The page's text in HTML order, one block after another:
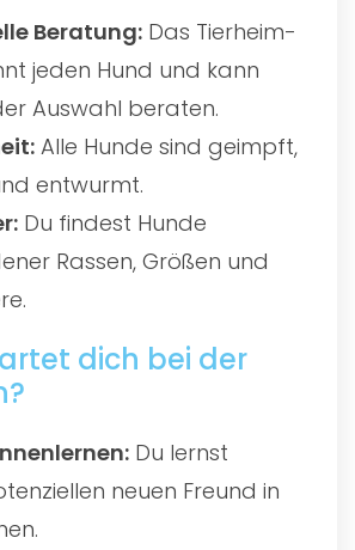
Beratung: Das Tierheim-
jeden Hund und kann
Auswahl beraten.
Alle Hunde sind geimpft,
entwurmt.
Du findest Hunde
Rassen, Größen und
dich bei der
Du lernst
neuen Freund in